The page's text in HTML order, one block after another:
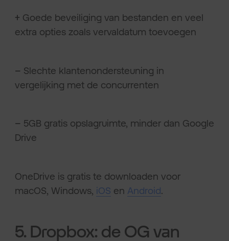
+ Goede beveiliging van bestanden en veel
extra opties zoals vervaldatum toevoegen
– Slechte klantenondersteuning in
vergelijking met de concurrenten
– 5GB gratis opslagruimte, minder dan Google
Drive
OneDrive is gratis te downloaden voor
macOS, Windows, iOS en Android.
5. Dropbox: de OG van